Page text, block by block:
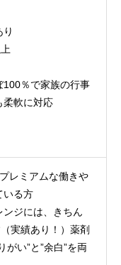
100％で家族の行事
柔軟に対応
レミアムな働きや
いる方
ジには、きちん
実績あり！）薬剤
がい”と”余白”を両